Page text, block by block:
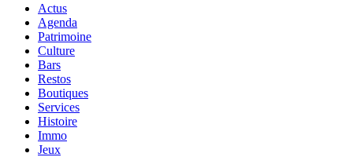
Actus
Agenda
Patrimoine
Culture
Bars
Restos
Boutiques
Services
Histoire
Immo
Jeux